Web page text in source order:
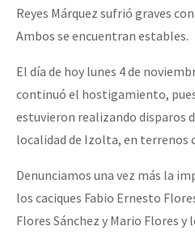
Libros para descargar
Medios Libres
COVID-19
Contacto
Reyes Márquez sufrió graves
Ambos se encuentran estables.
El día de hoy lunes 4 de
continuó el hostigamiento,
estuvieron realizando disparos
localidad de Izolta, en terrenos
Denunciamos una vez más la
los caciques Fabio Ernesto
Flores Sánchez y Mario Flores y